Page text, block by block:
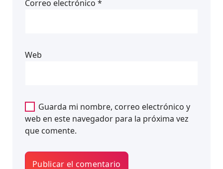
Correo electrónico *
Web
Guarda mi nombre, correo electrónico y
web en este navegador para la próxima vez
que comente.